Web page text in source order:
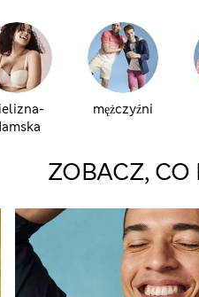
mężczyźni
ZOBACZ, CO